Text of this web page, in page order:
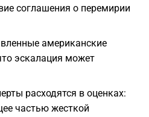
соглашения о перемирии
американские
эскалация может
расходятся в оценках:
частью жесткой